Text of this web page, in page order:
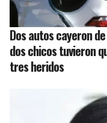
Dos autos cayeron
dos chicos tuvieron
tres heridos